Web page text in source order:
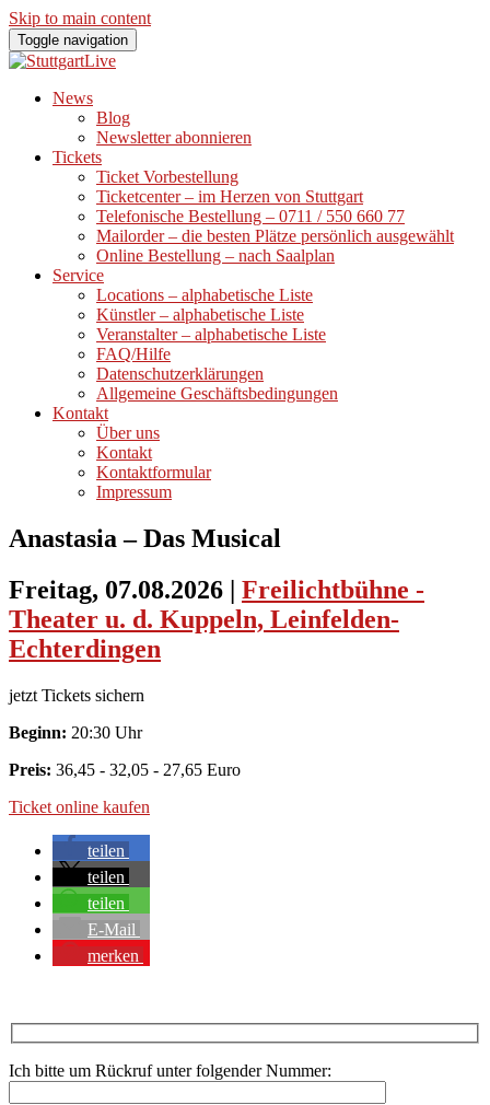
Skip to main content
Toggle navigation
News
Blog
Newsletter abonnieren
Tickets
Ticket Vorbestellung
Ticketcenter – im Herzen von Stuttgart
Telefonische Bestellung – 0711 / 550 660 77
Mailorder – die besten Plätze persönlich ausgewählt
Online Bestellung – nach Saalplan
Service
Locations – alphabetische Liste
Künstler – alphabetische Liste
Veranstalter – alphabetische Liste
FAQ/Hilfe
Datenschutzerklärungen
Allgemeine Geschäftsbedingungen
Kontakt
Über uns
Kontakt
Kontaktformular
Impressum
Anastasia – Das Musical
Freitag, 07.08.2026 | Freilichtbühne -
Theater u. d. Kuppeln, Leinfelden-
Echterdingen
jetzt Tickets sichern
Beginn: 20:30 Uhr
Preis: 36,45 - 32,05 - 27,65 Euro
Ticket online kaufen
teilen
teilen
teilen
E-Mail
merken
Ich bitte um Rückruf unter folgender Nummer: